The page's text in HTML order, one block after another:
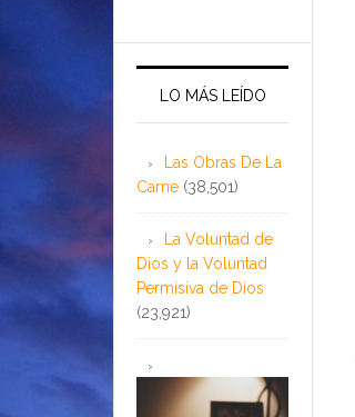
LO MÁS LEÍDO
Las Obras De La
Carne (38,501)
La Voluntad de
Dios y la Voluntad
Permisiva de Dios
(23,921)